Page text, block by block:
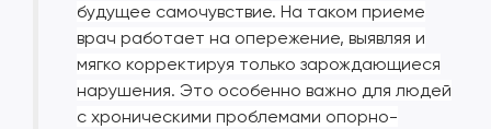
будущее самочувствие. На таком приеме
врач работает на опережение, выявляя и
мягко корректируя только зарождающиеся
нарушения. Это особенно важно для людей
с хроническими проблемами опорно-